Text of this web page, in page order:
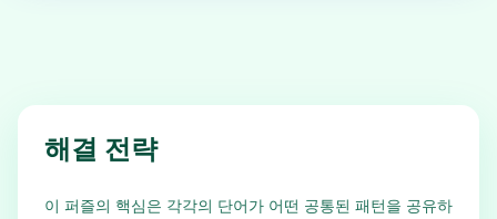
해결 전략
이 퍼즐의 핵심은 각각의 단어가 어떤 공통된 패턴을 공유하